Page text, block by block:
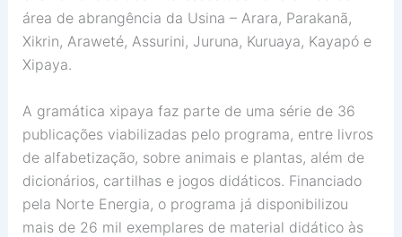
área de abrangência da Usina – Arara, Parakanã,
Xikrin, Araweté, Assurini, Juruna, Kuruaya, Kayapó e
Xipaya.
A gramática xipaya faz parte de uma série de 36
publicações viabilizadas pelo programa, entre livros
de alfabetização, sobre animais e plantas, além de
dicionários, cartilhas e jogos didáticos. Financiado
pela Norte Energia, o programa já disponibilizou
mais de 26 mil exemplares de material didático às